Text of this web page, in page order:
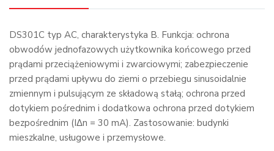
DS301C typ AC, charakterystyka B. Funkcja: ochrona
obwodów jednofazowych użytkownika końcowego przed
prądami przeciążeniowymi i zwarciowymi; zabezpieczenie
przed prądami upływu do ziemi o przebiegu sinusoidalnie
zmiennym i pulsującym ze składową stałą; ochrona przed
dotykiem pośrednim i dodatkowa ochrona przed dotykiem
bezpośrednim (IΔn = 30 mA). Zastosowanie: budynki
mieszkalne, usługowe i przemysłowe.